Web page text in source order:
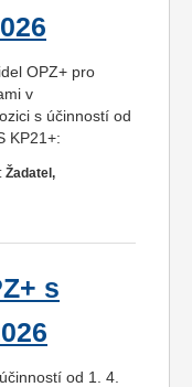
OPZ+ pro
v
s účinností od
KP21+:
Žadatel,
s
od 1. 4.